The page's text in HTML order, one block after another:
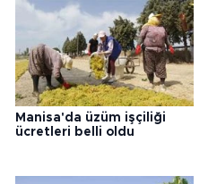
Manisa'da üzüm işçiliği
ücretleri belli oldu